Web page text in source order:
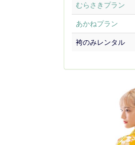
むらさきプラン
あかねプラン
袴のみレンタル